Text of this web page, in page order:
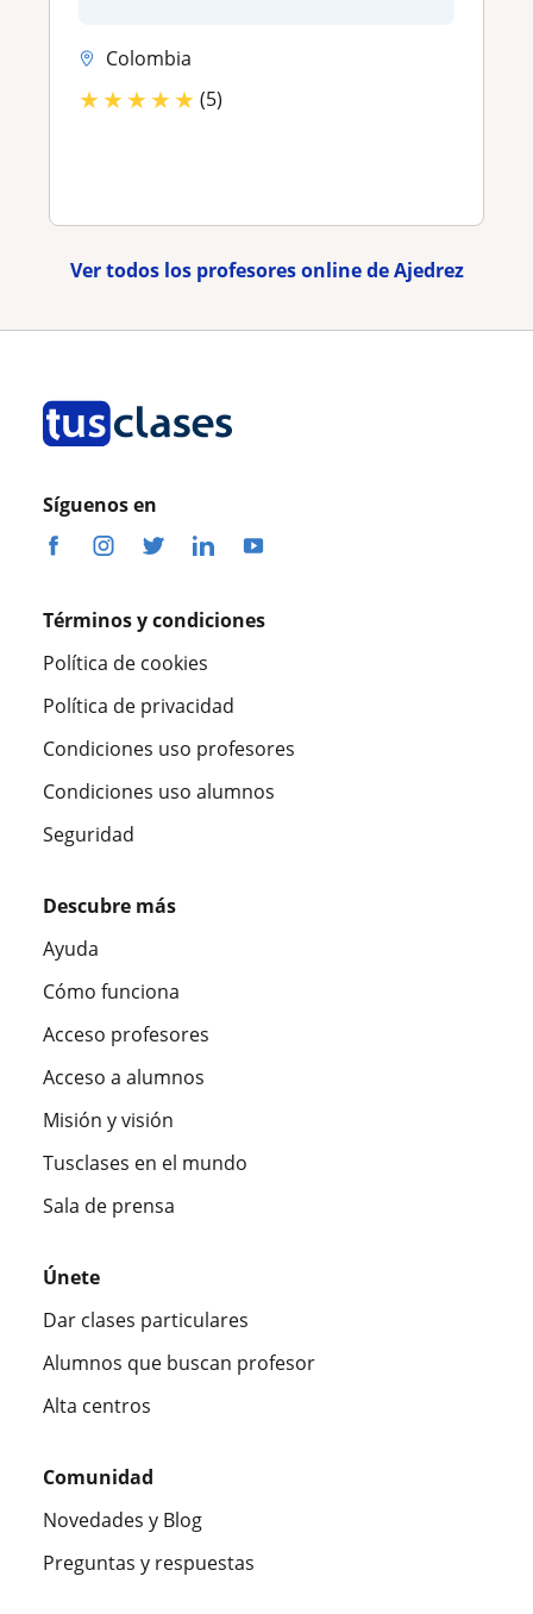
Colombia
★★★★★ (5)
Ver todos los profesores online de Ajedrez
Síguenos en
Términos y condiciones
Política de cookies
Política de privacidad
Condiciones uso profesores
Condiciones uso alumnos
Seguridad
Descubre más
Ayuda
Cómo funciona
Acceso profesores
Acceso a alumnos
Misión y visión
Tusclases en el mundo
Sala de prensa
Únete
Dar clases particulares
Alumnos que buscan profesor
Alta centros
Comunidad
Novedades y Blog
Preguntas y respuestas